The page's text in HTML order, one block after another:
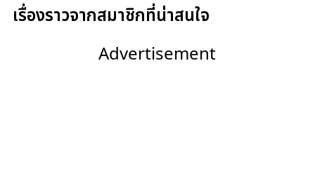
เรื่องราวจากสมาชิกที่น่าสนใจ
Advertisement